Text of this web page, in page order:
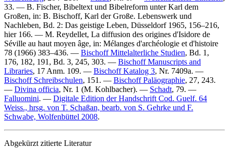
33. — B. Fischer, Bibeltext und Bibelreform unter Karl dem
Großen, in: B. Bischoff, Karl der Große. Lebenswerk und
Nachleben, Bd. 2: Das geistige Leben, Düsseldorf 1965, 156–216,
hier 166. — M. Reydellet, La diffusion des origines d'Isidore de
Séville au haut moyen âge, in: Mélanges d'archéologie et d'histoire
78 (1966) 383–436. — Bischoff Mittelalterliche Studien, Bd. 1,
176, 182, 191, Bd. 3, 245, 303. — Bischoff Manuscripts and
Libraries, 17 Anm. 109. — Bischoff Katalog 3, Nr. 7409a. —
Bischoff Schreibschulen, 151. — Bischoff Paläographie, 27, 243.
— Divina officia, Nr. 1 (M. Kohlbacher). — Schadt, 79. —
Falluomini. — Digitale Edition der Handschrift Cod. Guelf. 64
Weiss., hrsg. von T. Schaßan, bearb. von S. Gehrke und F.
Schwabe, Wolfenbüttel 2008.
Abgekürzt zitierte Literatur